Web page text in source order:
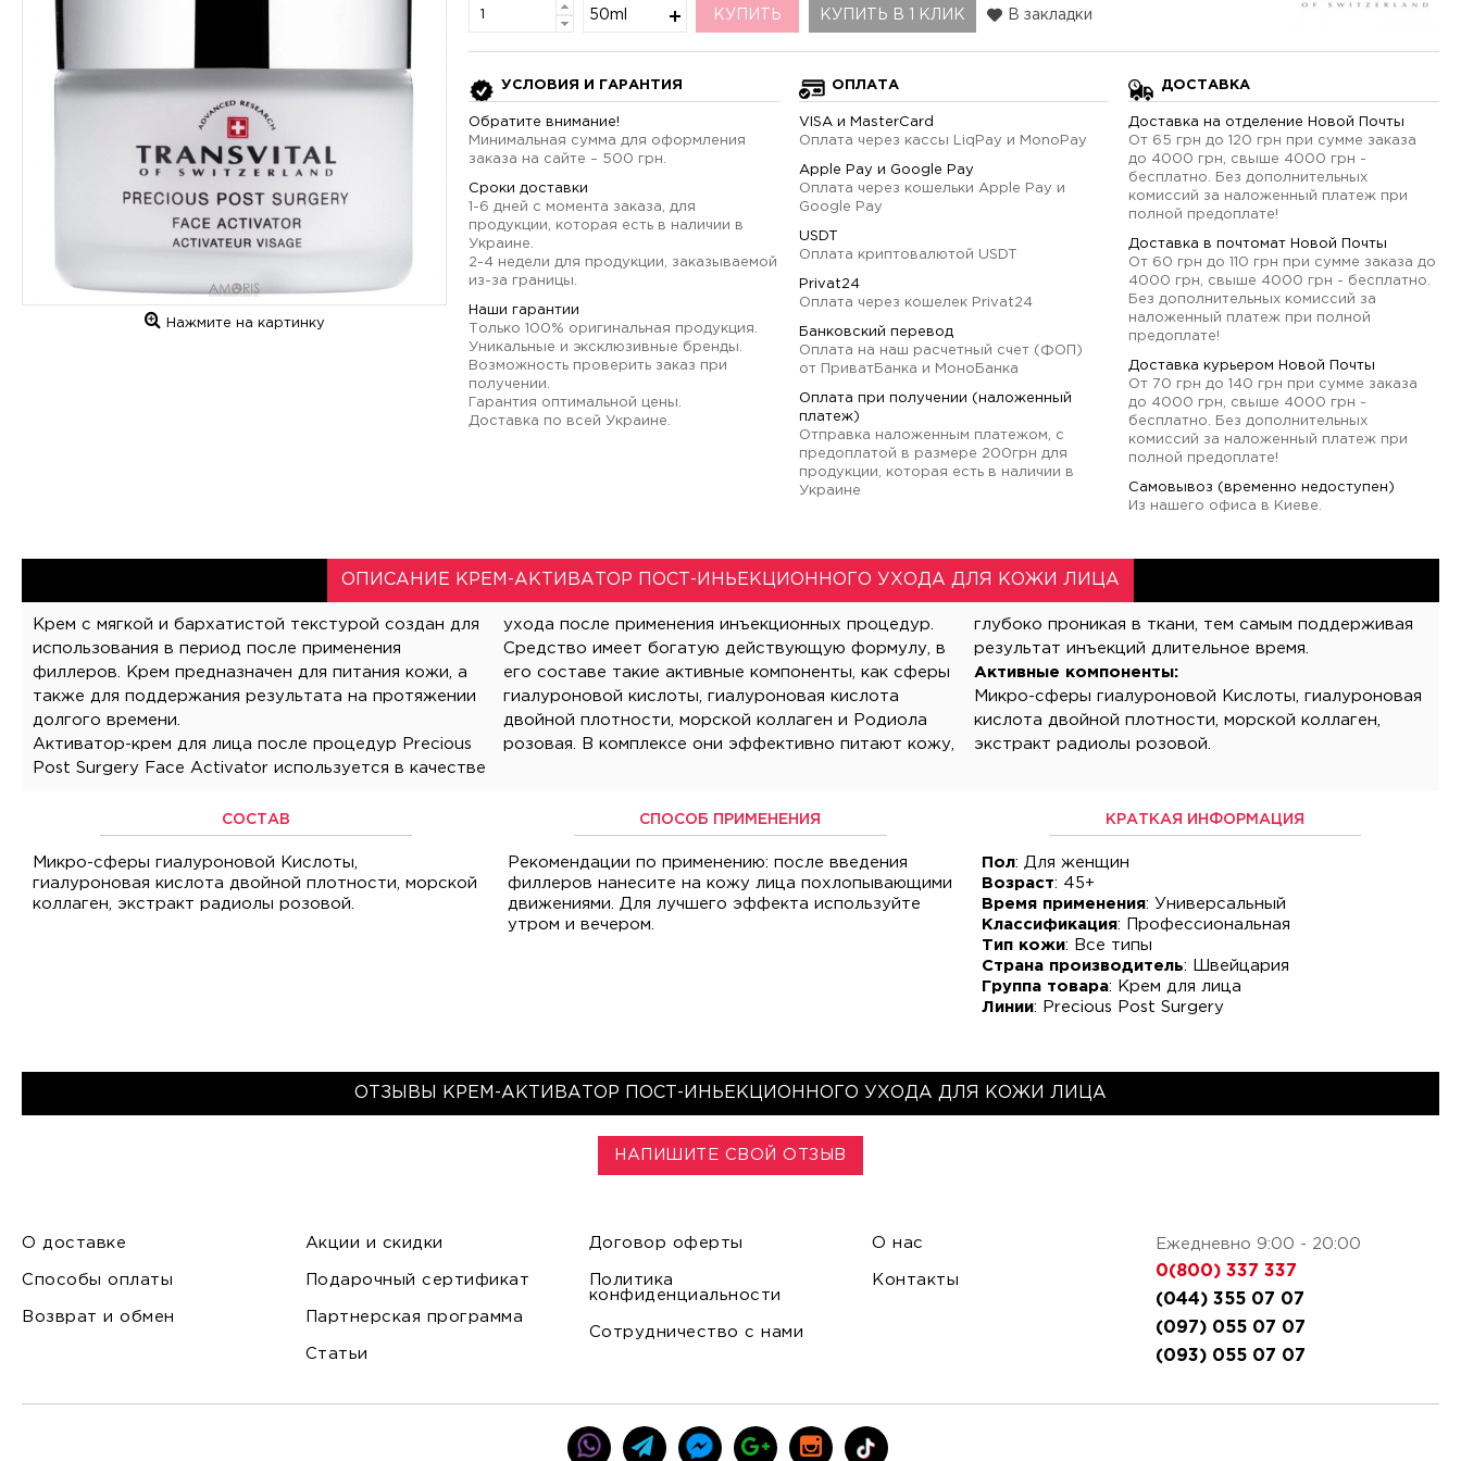
Нажмите на картинку
50ml КУПИТЬ КУПИТЬ В 1 КЛИК В закладки
УСЛОВИЯ И ГАРАНТИЯ
Обратите внимание!
Минимальная сумма для оформления
заказа на сайте – 500 грн.
Сроки доставки
1-6 дней с момента заказа, для
продукции, которая есть в наличии в
Украине.
2-4 недели для продукции, заказываемой
из-за границы.
Наши гарантии
Только 100% оригинальная продукция.
Уникальные и эксклюзивные бренды.
Возможность проверить заказ при
получении.
Гарантия оптимальной цены.
Доставка по всей Украине.
ОПЛАТА
VISA и MasterCard
Оплата через кассы LiqPay и MonoPay
Apple Pay и Google Pay
Оплата через кошельки Apple Pay и
Google Pay
USDT
Оплата криптовалютой USDT
Privat24
Оплата через кошелек Privat24
Банковский перевод
Оплата на наш расчетный счет (ФОП)
от ПриватБанка и МоноБанка
Оплата при получении (наложенный
платеж)
Отправка наложенным платежом, с
предоплатой в размере 200грн для
продукции, которая есть в наличии в
Украине
ДОСТАВКА
Доставка на отделение Новой Почты
От 65 грн до 120 грн при сумме заказа
до 4000 грн, свыше 4000 грн -
бесплатно. Без дополнительных
комиссий за наложенный платеж при
полной предоплате!
Доставка в почтомат Новой Почты
От 60 грн до 110 грн при сумме заказа до
4000 грн, свыше 4000 грн - бесплатно.
Без дополнительных комиссий за
наложенный платеж при полной
предоплате!
Доставка курьером Новой Почты
От 70 грн до 140 грн при сумме заказа
до 4000 грн, свыше 4000 грн -
бесплатно. Без дополнительных
комиссий за наложенный платеж при
полной предоплате!
Самовывоз (временно недоступен)
Из нашего офиса в Киеве.
ОПИСАНИЕ КРЕМ-АКТИВАТОР ПОСТ-ИНЬЕКЦИОННОГО УХОДА ДЛЯ КОЖИ ЛИЦА
Крем с мягкой и бархатистой текстурой создан для
использования в период после применения
филлеров. Крем предназначен для питания кожи, а
также для поддержания результата на протяжении
долгого времени.
Активатор-крем для лица после процедур Precious
Post Surgery Face Activator используется в качестве
ухода после применения инъекционных процедур.
Средство имеет богатую действующую формулу, в
его составе такие активные компоненты, как сферы
гиалуроновой кислоты, гиалуроновая кислота
двойной плотности, морской коллаген и Родиола
розовая. В комплексе они эффективно питают кожу,
глубоко проникая в ткани, тем самым поддерживая
результат инъекций длительное время.
Активные компоненты:
Микро-сферы гиалуроновой Кислоты, гиалуроновая
кислота двойной плотности, морской коллаген,
экстракт радиолы розовой.
СОСТАВ
Микро-сферы гиалуроновой Кислоты,
гиалуроновая кислота двойной плотности, морской
коллаген, экстракт радиолы розовой.
СПОСОБ ПРИМЕНЕНИЯ
Рекомендации по применению: после введения
филлеров нанесите на кожу лица похлопывающими
движениями. Для лучшего эффекта используйте
утром и вечером.
КРАТКАЯ ИНФОРМАЦИЯ
Пол: Для женщин
Возраст: 45+
Время применения: Универсальный
Классификация: Профессиональная
Тип кожи: Все типы
Страна производитель: Швейцария
Группа товара: Крем для лица
Линии: Precious Post Surgery
ОТЗЫВЫ КРЕМ-АКТИВАТОР ПОСТ-ИНЬЕКЦИОННОГО УХОДА ДЛЯ КОЖИ ЛИЦА
НАПИШИТЕ СВОЙ ОТЗЫВ
О доставке
Способы оплаты
Возврат и обмен
Акции и скидки
Подарочный сертификат
Партнерская программа
Статьи
Договор оферты
Политика
конфиденциальности
Сотрудничество с нами
О нас
Контакты
Ежедневно 9:00 - 20:00
0(800) 337 337
(044) 355 07 07
(097) 055 07 07
(093) 055 07 07